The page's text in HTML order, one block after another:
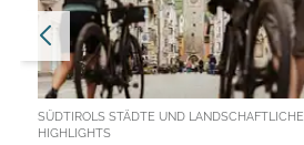
SÜDTIROLS STÄDTE UND LANDSCHAFTLICHE
HIGHLIGHTS